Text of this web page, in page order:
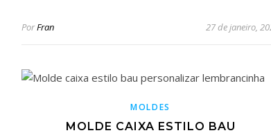
PorFran 27 de janeiro,
MOLDES
MOLDE CAIXA ESTILO BAU